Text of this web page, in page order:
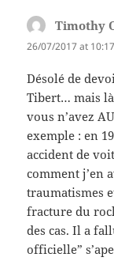
Timothy
26/07/2017 at 10:17
Désolé de
Tibert… mais
vous n’avez
exemple : en
accident de
comment j’en
traumatismes
fracture du
des cas. Il a
officielle”